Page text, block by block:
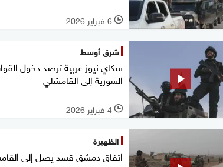
l 6 فبراير 2026
شرق أوسط
سكاي نيوز عربية ترصد دخول
السورية إلى القامشلي
l 4 فبراير 2026
الظهيرة
اتفاق دمشق قسد يصل إلى